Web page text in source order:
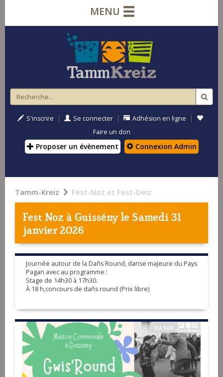
MENU
S'inscrire | Se connecter | Adhésion en ligne |
Faire un don
Proposer un évènement Connexion Admin
Tamm-Kreiz Fest-Noz et Fest-Deiz
Fest Noz àGuissényle Samedi 31
janvier 2026
Journée autour de la Dañs Round, danse majeure du Pays
Pagan avec au programme :
Stage de 14h30 à 17h30.
À 18 h,concours de dañs round (Prix libre)